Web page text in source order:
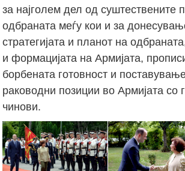
за најголем дел од
одбраната меѓу кои и за
стратегијата и планот на
и формацијата на Армијата,
борбената готовност и
раководни позиции во Армијата со
чинови.